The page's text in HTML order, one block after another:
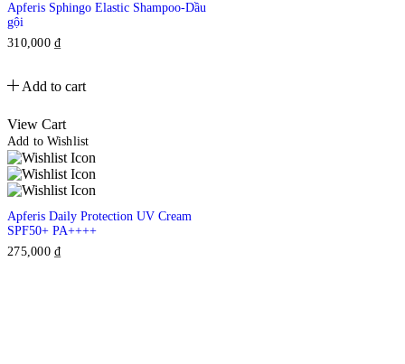
Apferis Sphingo Elastic Shampoo-Dầu
gội
310,000₫
Add to cart
View Cart
Add to Wishlist
Apferis Daily Protection UV Cream
SPF50+ PA++++
275,000₫